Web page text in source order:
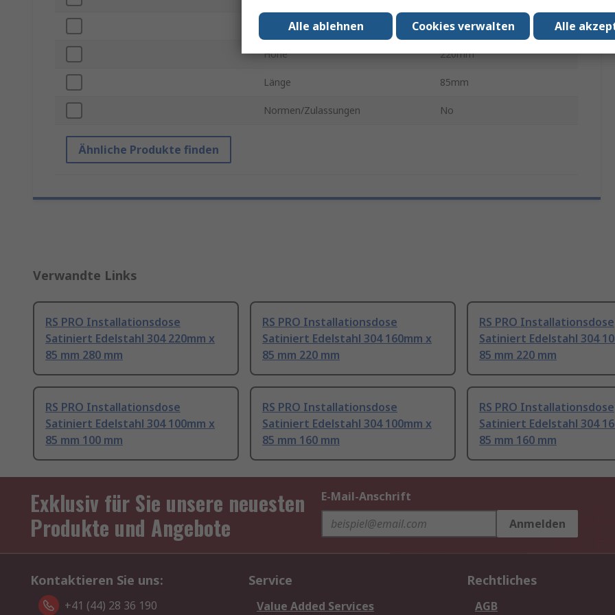
Breite 220mm
Höhe 220mm
Länge 85mm
Normen/Zulassungen No
Ähnliche Produkte finden
Verwandte Links
RS PRO Installationsdose
Satiniert Edelstahl 304 220mm x
85 mm 280 mm
RS PRO Installationsdose
Satiniert Edelstahl 304 160mm x
85 mm 220 mm
RS PRO Installationsdose
Satiniert Edelstahl 304
85 mm 220 mm
RS PRO Installationsdose
Satiniert Edelstahl 304 100mm x
85 mm 100 mm
RS PRO Installationsdose
Satiniert Edelstahl 304 100mm x
85 mm 160 mm
RS PRO Installationsdose
Satiniert Edelstahl 304
85 mm 160 mm
Exklusiv für Sie unsere neuesten
Produkte und Angebote
E-Mail-Anschrift
Anmelden
Kontaktieren Sie uns:
+41 (44) 28 36 190
Service
Value Added Services
Rechtliches
AGB
Alle
Cookies verwalten
Alle ablehnen